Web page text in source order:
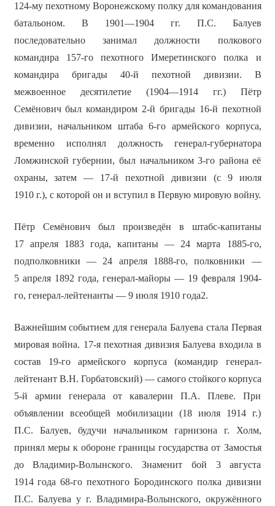
124-му пехотному Воронежскому полку для командования
батальоном. В 1901—1904 гг. П.С. Балуев
последовательно занимал должности полкового
командира 157-го пехотного Имеретинского полка и
командира бригады 40-й пехотной дивизии. В
межвоенное десятилетие (1904—1914 гг.) Пётр
Семёнович был командиром 2-й бригады 16-й пехотной
дивизии, начальником штаба 6-го армейского корпуса,
временно исполнял должность генерал-губернатора
Ломжинской губернии, был начальником 3-го района её
охраны, затем — 17-й пехотной дивизии (с 9 июля
1910 г.), с которой он и вступил в Первую мировую войну.
Пётр Семёнович был произведён в штабс-капитаны
17 апреля 1883 года, капитаны — 24 марта 1885-го,
подполковники — 24 апреля 1888-го, полковники —
5 апреля 1892 года, генерал-майоры — 19 февраля 1904-
го, генерал-лейтенанты — 9 июля 1910 года2.
Важнейшим событием для генерала Балуева стала Первая
мировая война. 17-я пехотная дивизия Балуева входила в
состав 19-го армейского корпуса (командир генерал-
лейтенант В.Н. Горбатовский) — самого стойкого корпуса
5-й армии генерала от кавалерии П.А. Плеве. При
объявлении всеобщей мобилизации (18 июля 1914 г.)
П.С. Балуев, будучи начальником гарнизона г. Холм,
принял меры к обороне границы государства от Замостья
до Владимир-Волынского. Знаменит бой 3 августа
1914 года 68-го пехотного Бородинского полка дивизии
П.С. Балуева у г. Владимира-Волынского, окружённого